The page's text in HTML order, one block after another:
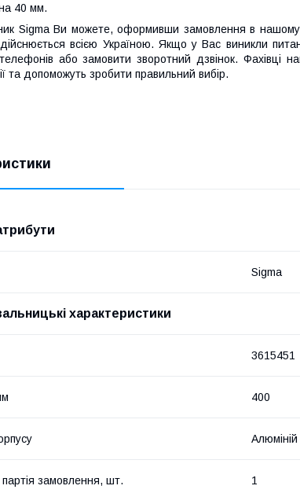
40 мм.
Sigma Ви можете, оформивши замовлення в
всією Україною. Якщо у Вас виникли
або замовити зворотний дзвінок. Фахівці
та допоможуть зробити правильний вибір.
Sigma
характеристики
3615451
400
Алюміній
партія замовлення, шт. 1